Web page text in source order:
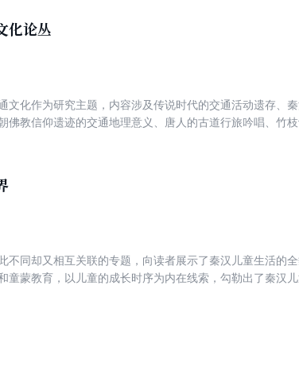
化论丛
文化作为研究主题，内容涉及传说时代的交通活动遗存、
佛教信仰遗迹的交通地理意义、唐人的古道行旅吟唱、竹
不同却又相互关联的专题，向读者展示了秦汉儿童生活的
童蒙教育，以儿童的成长时序为内在线索，勾勒出了秦汉